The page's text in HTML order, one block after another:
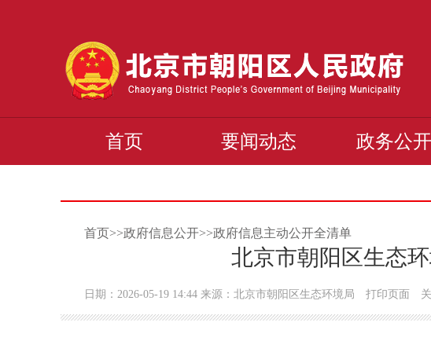
首页 要闻动态 政务公开
首页>>政府信息公开>>政府信息主动公开全清单
北京市朝阳区生态
日期：2026-05-19 14:44 来源：北京市朝阳区生态环境局 打印页面